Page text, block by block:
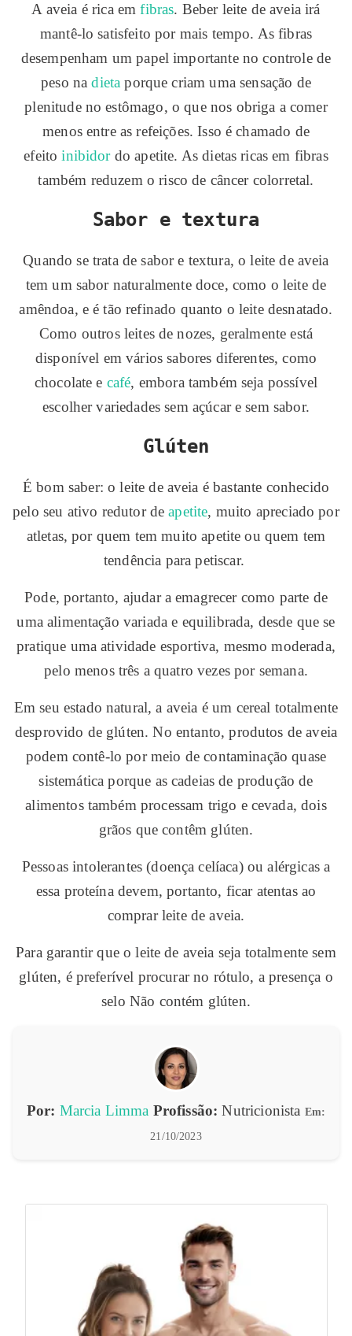
A aveia é rica emfibras. Beber leite de aveia irá
mantê-lo satisfeito por mais tempo. As fibras
desempenham um papel importante no controle de
peso nadieta porque criam uma sensação de
plenitude no estômago, o que nos obriga a comer
menos entre as refeições. Isso é chamado de
efeitoinibidordo apetite. As dietas ricas em fibras
também reduzem o risco de câncer colorretal.
Sabor e textura
Quando se trata de sabor e textura, o leite de aveia
tem um sabor naturalmente doce, como o leite de
amêndoa, e é tão refinado quanto o leite desnatado.
Como outros leites de nozes, geralmente está
disponível em vários sabores diferentes, como
chocolate e café, embora também seja possível
escolher variedades sem açúcar e sem sabor.
Glúten
É bom saber: o leite de aveia é bastante conhecido
pelo seu ativo redutor deapetite, muito apreciado por
atletas, por quem tem muito apetite ou quem tem
tendência para petiscar.
Pode, portanto, ajudar a emagrecer como parte de
uma alimentação variada e equilibrada, desde que se
pratique uma atividade esportiva, mesmo moderada,
pelo menos três a quatro vezes por semana.
Em seu estado natural, a aveia é um cereal totalmente
desprovido de glúten. No entanto, produtos de aveia
podem contê-lo por meio de contaminação quase
sistemática porque as cadeias de produção de
alimentos também processam trigo e cevada, dois
grãos que contêm glúten.
Pessoas intolerantes (doença celíaca) ou alérgicas a
essa proteína devem, portanto, ficar atentas ao
comprar leite de aveia.
Para garantir que o leite de aveia seja totalmente sem
glúten, é preferível procurar no rótulo, a presença o
selo Não contém glúten.
Por: Marcia Limma Profissão: Nutricionista Em:
21/10/2023